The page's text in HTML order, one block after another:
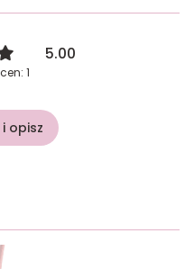
5.00
1
opisz